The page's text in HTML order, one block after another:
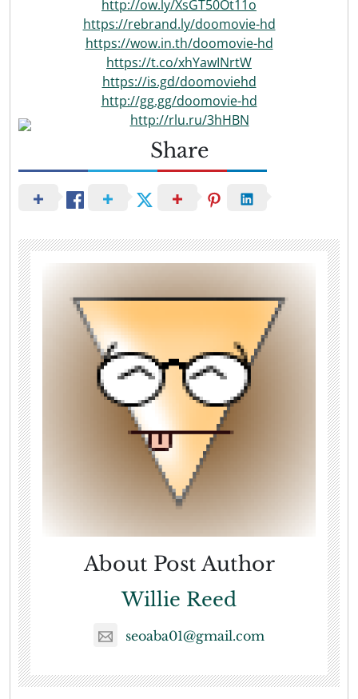
http://ow.ly/XsGT50Ot11o
https://rebrand.ly/doomovie-hd
https://wow.in.th/doomovie-hd
https://t.co/xhYawINrtW
https://is.gd/doomoviehd
http://gg.gg/doomovie-hd
http://rlu.ru/3hHBN
Share
About Post Author
Willie Reed
seoaba01@gmail.com